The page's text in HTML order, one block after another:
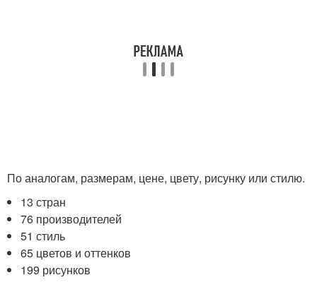
По аналогам, размерам, цене, цвету, рисунку или стилю.
13 стран
76 производителей
51 стиль
65 цветов и оттенков
199 рисунков